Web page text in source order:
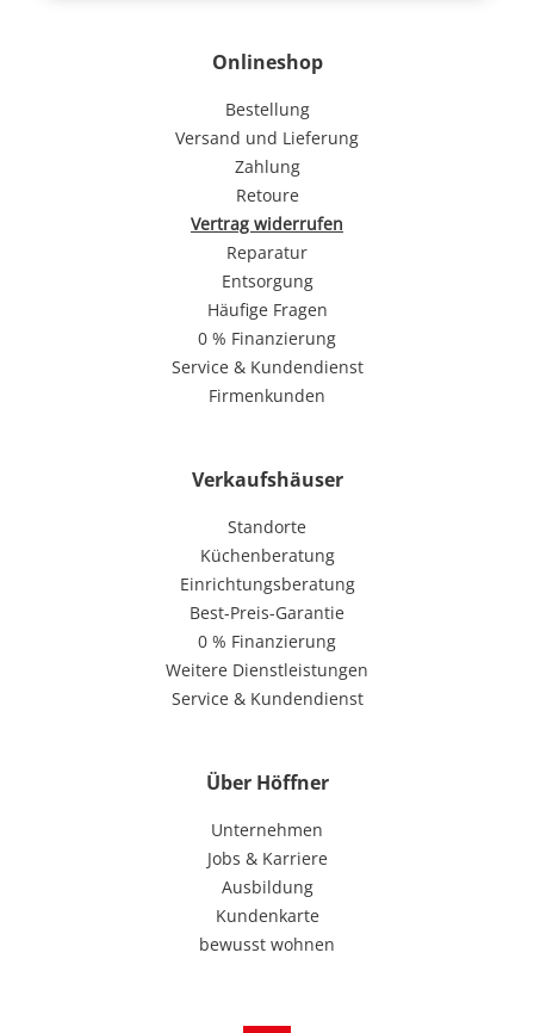
Onlineshop
Bestellung
Versand und Lieferung
Zahlung
Retoure
Vertrag widerrufen
Reparatur
Entsorgung
Häufige Fragen
0 % Finanzierung
Service & Kundendienst
Firmenkunden
Verkaufshäuser
Standorte
Küchenberatung
Einrichtungsberatung
Best-Preis-Garantie
0 % Finanzierung
Weitere Dienstleistungen
Service & Kundendienst
Über Höffner
Unternehmen
Jobs & Karriere
Ausbildung
Kundenkarte
bewusst wohnen